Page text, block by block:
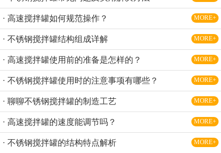
· 高速搅拌罐如何规范操作？ MORE+
· 不锈钢搅拌罐结构组成详解 MORE+
· 高速搅拌罐使用前的准备是怎样的？ MORE+
· 不锈钢搅拌罐使用时的注意事项有哪些？ MORE+
· 聊聊不锈钢搅拌罐的制造工艺 MORE+
· 高速搅拌罐的速度能调节吗？ MORE+
· 不锈钢搅拌罐的结构特点解析 MORE+